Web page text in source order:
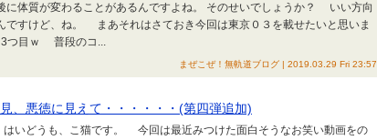
に体質が変わることがあるんですよね。 そのせいでしょうか？ いい方向
ですけど、ね。 まあそれはさておき今回は東京０３を載せたいと思いま
目ｗ 普段のコ...
まぜこぜ！無軌道ブログ | 2019.03.29 Fri 23:57
、悪徳に見えて・・・・・・(第四弾追加)
いどうも、こ猫です。 今回は最近みつけた面白そうなお笑い動画をの